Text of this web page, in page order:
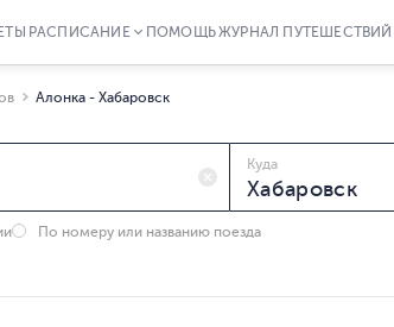
РАСПИСАНИЕ ПОМОЩЬЖУРНАЛ ПУТЕШЕСТВИЙ
Алонка - Хабаровск
Куда
По номеру или названию поезда